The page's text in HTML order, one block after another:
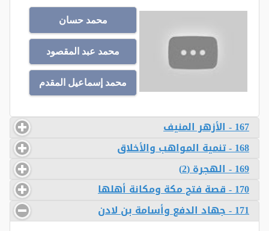
محمد حسان
محمد عبد المقصود
محمد إسماعيل المقدم
167 - الأزهر المنيف
168 - تنمية المواهب والأخلاق
169 - الهجرة (2)
170 - قصة فتح مكة ومكانة أهلها
171 - جهاد الدفع وأسامة بن لادن